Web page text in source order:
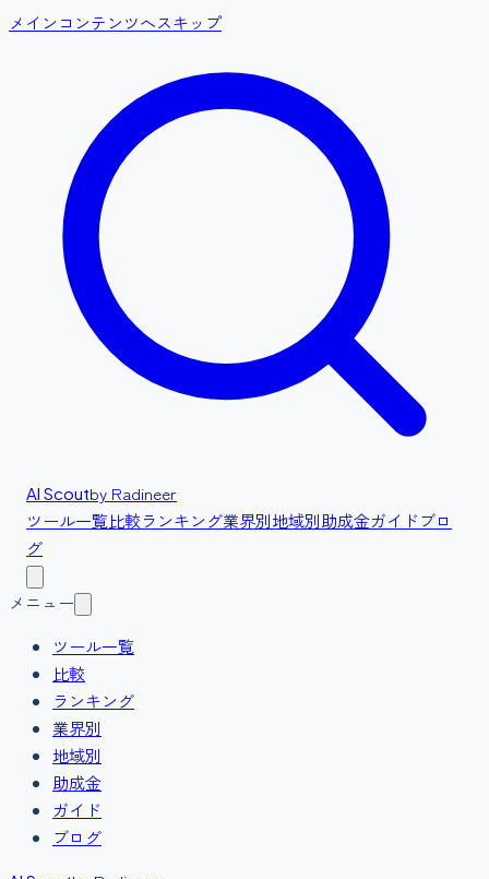
メインコンテンツへスキップ
AI Scoutby Radineer
ツール一覧比較ランキング業界別地域別助成金ガイドブロ
グ
メニュー
ツール一覧
比較
ランキング
業界別
地域別
助成金
ガイド
ブログ